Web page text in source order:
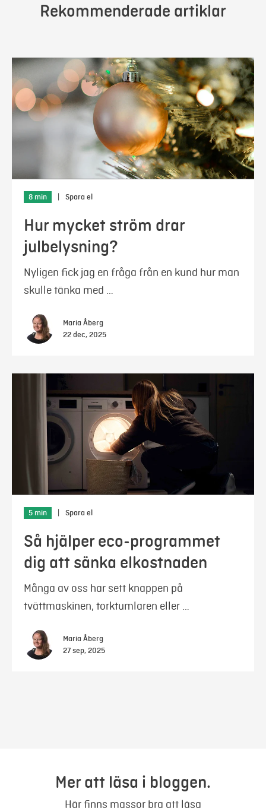
Rekommenderade artiklar
8 min Spara el
Hur mycket ström drar
julbelysning?
Nyligen fick jag en fråga från en kund hur man
skulle tänka med …
Maria Åberg
22 dec, 2025
5 min Spara el
Så hjälper eco-programmet
dig att sänka elkostnaden
Många av oss har sett knappen på
tvättmaskinen, torktumlaren eller …
Maria Åberg
27 sep, 2025
Mer att läsa i bloggen.
Här finns massor bra att läsa